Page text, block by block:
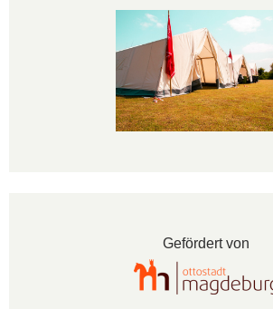
Gefördert von